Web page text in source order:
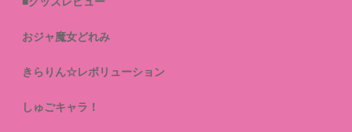
おジャ魔女どれみ
きらりん☆レボリューション
しゅごキャラ！